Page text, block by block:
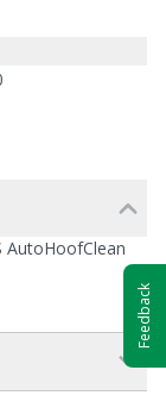
AutoHoofClean
Feedback